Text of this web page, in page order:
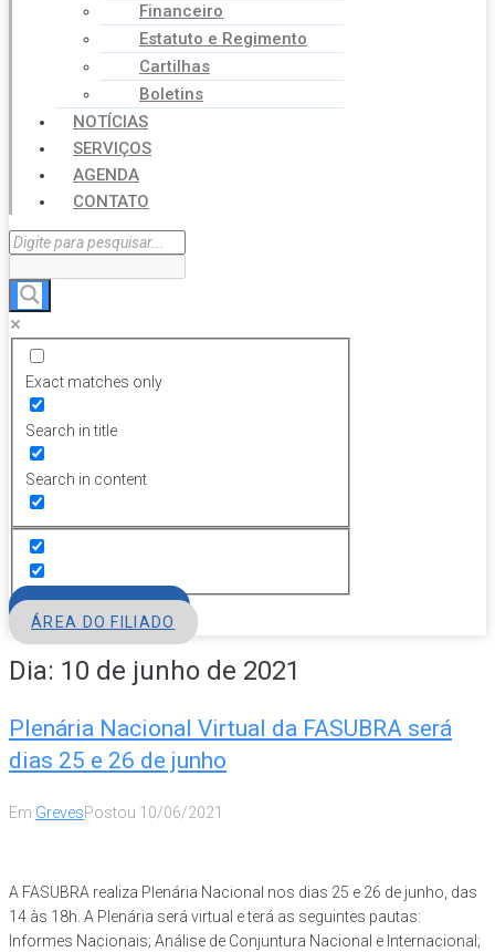
Financeiro
Estatuto e Regimento
Cartilhas
Boletins
NOTÍCIAS
SERVIÇOS
AGENDA
CONTATO
Exact matches only
Search in title
Search in content
ÁREA DO FILIADO
Dia: 10 de junho de 2021
Plenária Nacional Virtual da FASUBRA será
dias 25 e 26 de junho
Em GrevesPostou 10/06/2021
A FASUBRA realiza Plenária Nacional nos dias 25 e 26 de junho, das
14 às 18h. A Plenária será virtual e terá as seguintes pautas:
Informes Nacionais; Análise de Conjuntura Nacional e Internacional;